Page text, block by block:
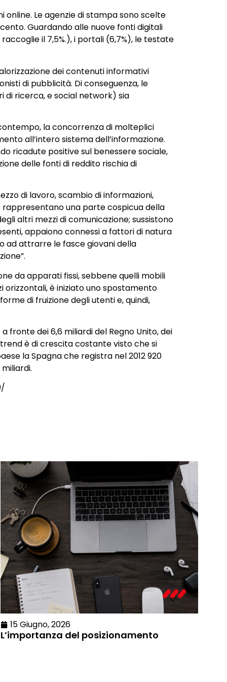
online. Le agenzie di stampa sono scelte
Guardando alle nuove fonti digitali
il 7,5%.), i portali (6,7%), le testate
dei contenuti informativi
di pubblicità. Di conseguenza, le
ricerca, e social network) sia
la concorrenza di molteplici
all’intero sistema dell’informazione.
ricadute positive sul benessere sociale,
delle fonti di reddito rischia di
di lavoro, scambio di informazioni,
rappresentano una parte cospicua della
altri mezzi di comunicazione; sussistono
appaiono connessi a fattori di natura
ad attrarre le fasce giovani della
da apparati fissi, sebbene quelli mobili
è iniziato uno spostamento
di fruizione degli utenti e, quindi,
a fronte dei 6,6 miliardi del Regno Unito, dei
trend è di crescita costante visto che si
la Spagna che registra nel 2012 920
15 Giugno, 2026
L’importanza del posizionamento